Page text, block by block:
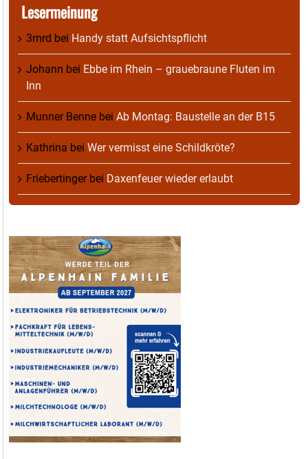
Lesermeinung
3mrd bei Handy statt Aufsichtspflicht
Johann bei Ebbe im Rhein – grauebraune Fluten im
Inn
Munner Benne bei Ab Montag: Baustelle an der B15
Kathrina bei Wer vermisst eine Schildkröte?
Friebertingerbei Daxenfeuer wieder erlaubt